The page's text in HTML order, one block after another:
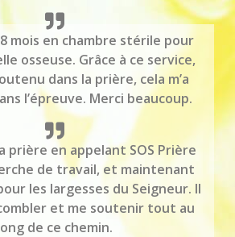
8 mois en chambre stérile pour
osseuse. Grâce à ce service,
dans la prière, cela m’a
l’épreuve. Merci beaucoup.
prière en appelant SOS Prière
de travail, et maintenant
les largesses du Seigneur. Il
et me soutenir tout au
de ce chemin.